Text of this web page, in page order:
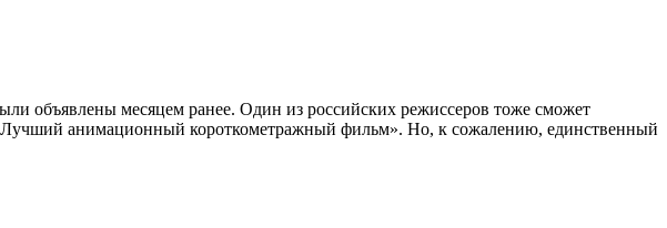
объявлены месяцем ранее. Один из российских режиссеров тоже сможет
анимационный короткометражный фильм». Но, к сожалению, единственный